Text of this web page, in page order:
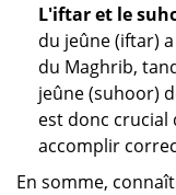
L'iftar et le
du jeûne (iftar)
du Maghrib,
jeûne (suhoor)
est donc
accomplir
En somme,